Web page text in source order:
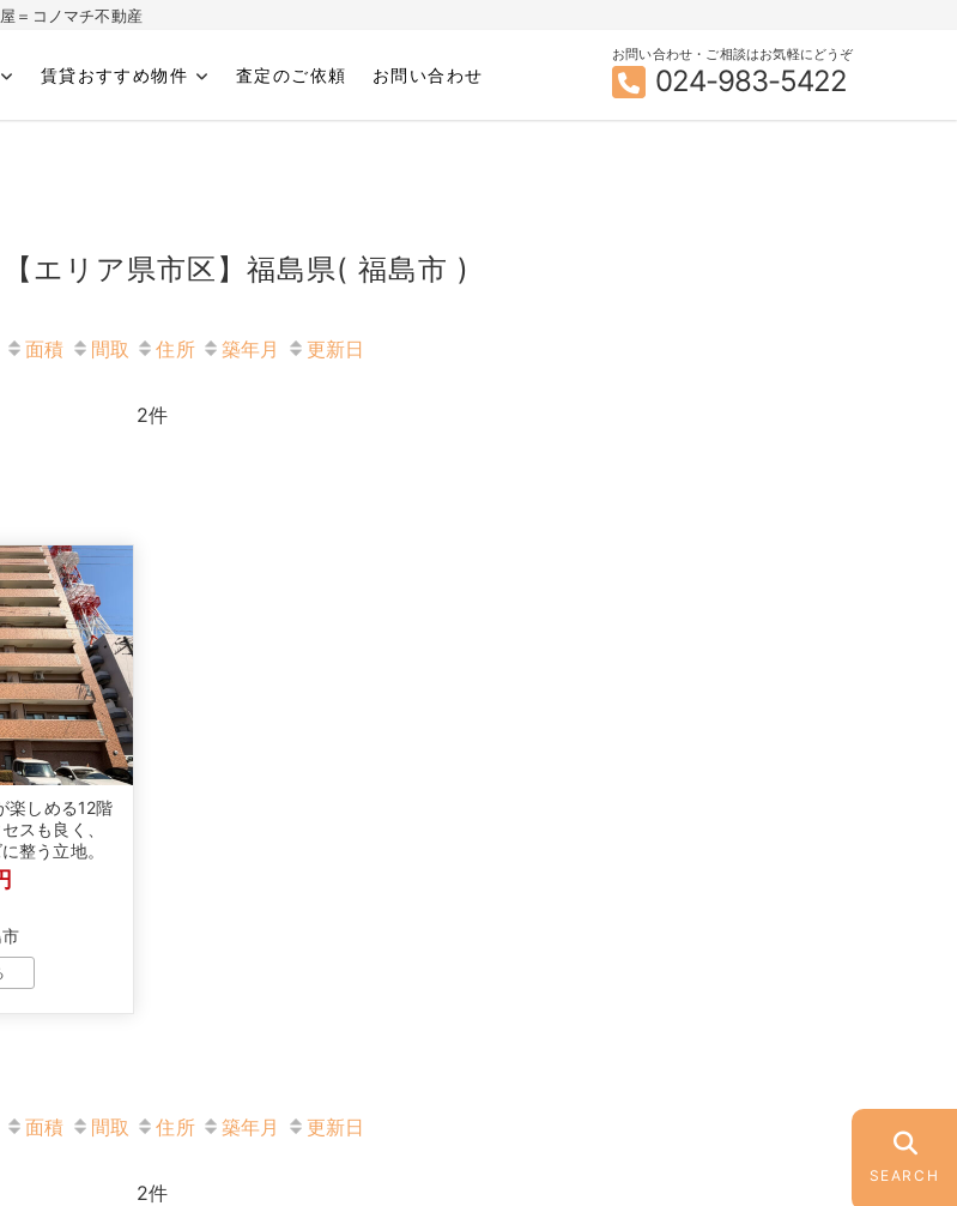
＝コノマチ不動産
賃貸おすすめ物件 査定のご依頼 お問い合わせ
お問い合わせ・ご相談はお気軽にどうぞ
024-983-5422
エリア県市区】福島県( 福島市 )
面積 間取 住所 築年月 更新日
2件
楽しめる12階
スも良く、
整う立地。
面積 間取 住所 築年月 更新日
2件
SEARCH